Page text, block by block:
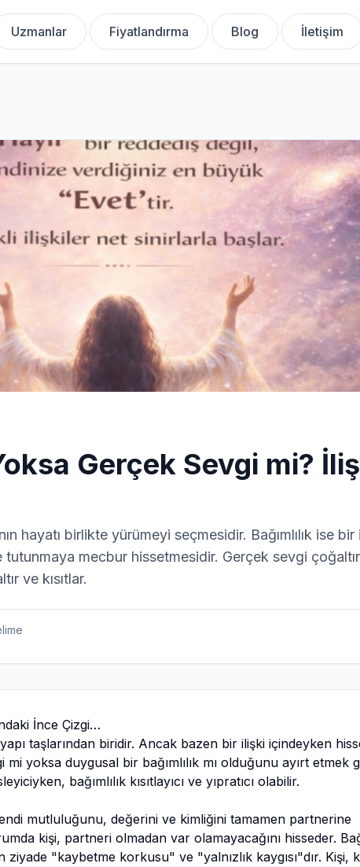
Uzmanlar Fiyatlandırma Blog İletişim
Gerçek Sevgi mi?
hayatı birlikte yürümeyi seçmesidir. Bağımlılık ise bir
mecbur hissetmesidir. Gerçek sevgi
ve kısıtlar.
İnce Çizgi…
taşlarından biridir. Ancak bazen bir ilişki içindeyken
yoksa duygusal bir bağımlılık mı olduğunu ayırt etmek
bağımlılık kısıtlayıcı ve yıpratıcı olabilir.
mutluluğunu, değerini ve kimliğini tamamen partnerine
kişi, partneri olmadan var olamayacağını hisseder.
"kaybetme korkusu" ve "yalnızlık kaygısı"dır. Kişi,